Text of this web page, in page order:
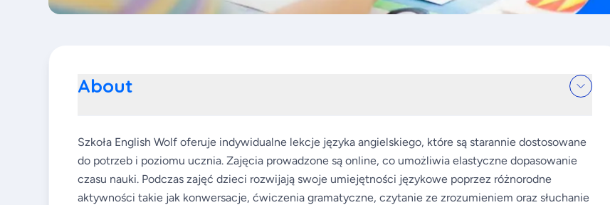
About
Szkoła English Wolf oferuje indywidualne lekcje języka angielskiego, które są starannie dostosowane
do potrzeb i poziomu ucznia. Zajęcia prowadzone są online, co umożliwia elastyczne dopasowanie
czasu nauki. Podczas zajęć dzieci rozwijają swoje umiejętności językowe poprzez różnorodne
aktywności takie jak konwersacje, ćwiczenia gramatyczne, czytanie ze zrozumieniem oraz słuchanie